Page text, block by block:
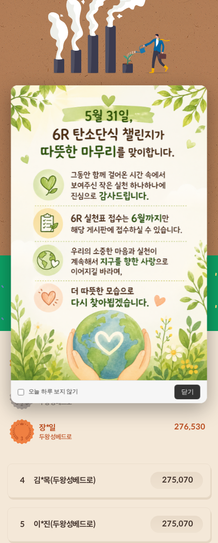
2026년 08월 06일 기준
실천현황
4 206,105 회 실천
참여인원
823명 참여
개인순위 본당순위
조*길
두왕성베드로
277,070
박*실
모라성요한
278,590
장*일
두왕성베드로
276,530
4 김*목(두왕성베드로) 275,070
5 이*진(두왕성베드로) 275,070
오늘 하루 보지 않기 닫기